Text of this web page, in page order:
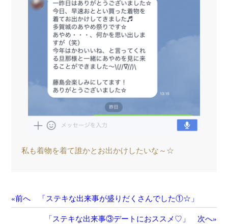
私も着物を着て誰かとお出かけしたいな～☆
«前へ 「ステキな出来事が盛りだくさんでした①☆」
「ステキな出来事③デートにおススメ♡」 次へ»